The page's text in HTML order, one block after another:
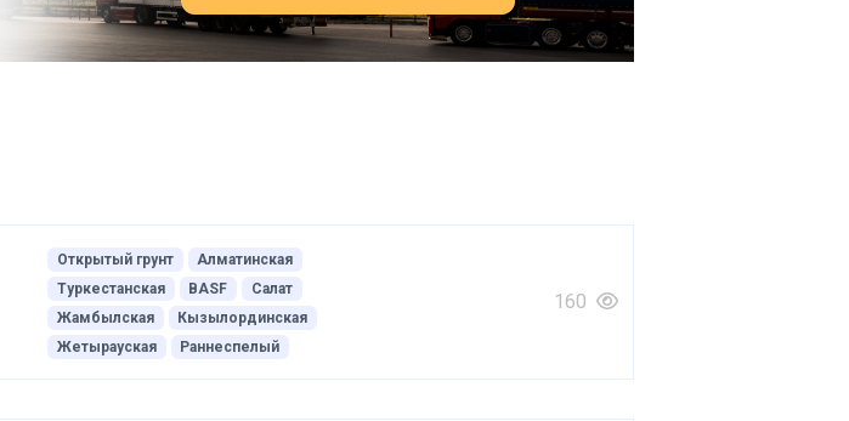
Открытый грунт
Алматинская
Туркестанская
BASF
Салат
Жамбылская
Кызылординская
Жетырауская
Раннеспелый
160